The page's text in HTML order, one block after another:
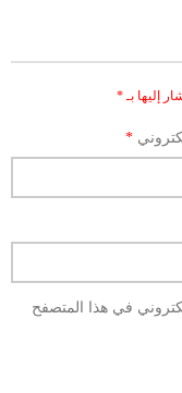
إليها بـ*
*
في هذا المتصفح